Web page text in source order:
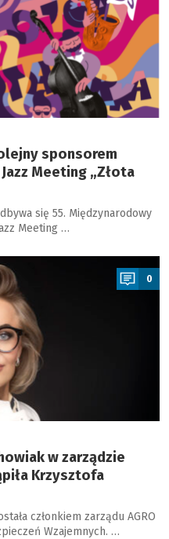
sponsorem
Meeting „Złota
się 55. Międzynarodowy
Meeting …
0
w zarządzie
Krzysztofa
członkiem zarządu AGRO
Wzajemnych. …